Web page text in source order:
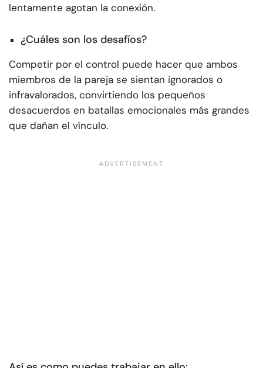
lentamente agotan la conexión.
¿Cuáles son los desafíos?
Competir por el control puede hacer que ambos
miembros de la pareja se sientan ignorados o
infravalorados, convirtiendo los pequeños
desacuerdos en batallas emocionales más grandes
que dañan el vínculo.